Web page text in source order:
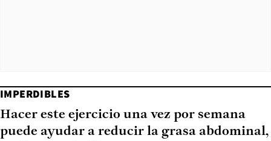
IMPERDIBLES
Hacer este ejercicio una vez por semana
puede ayudar a reducir la grasa abdominal,